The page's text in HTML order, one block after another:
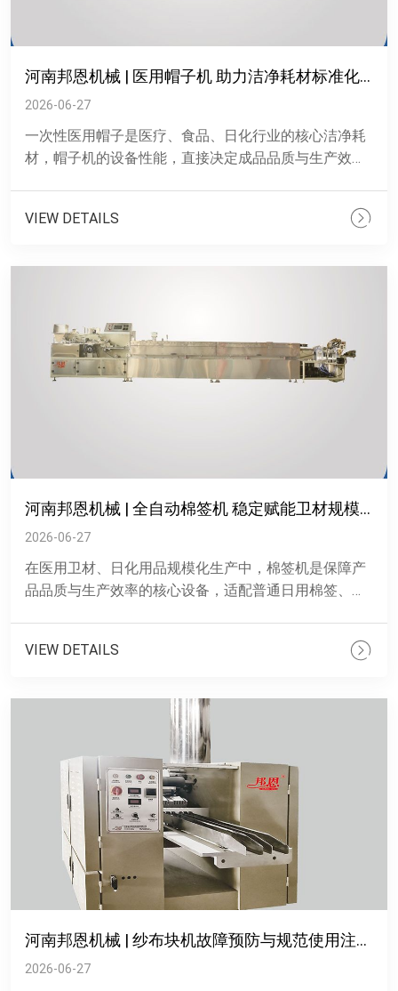
河南邦恩机械 | 医用帽子机 助力洁净耗材标准化生产
2026-06-27
一次性医用帽子是医疗、食品、日化行业的核心洁净耗
材，帽子机的设备性能，直接决定成品品质与生产效
VIEW DETAILS
河南邦恩机械 | 全自动棉签机 稳定赋能卫材规模化生产
2026-06-27
在医用卫材、日化用品规模化生产中，棉签机是保障产
品品质与生产效率的核心设备，适配普通日用棉签、医
VIEW DETAILS
河南邦恩机械 | 纱布块机故障预防与规范使用注意事项
2026-06-27